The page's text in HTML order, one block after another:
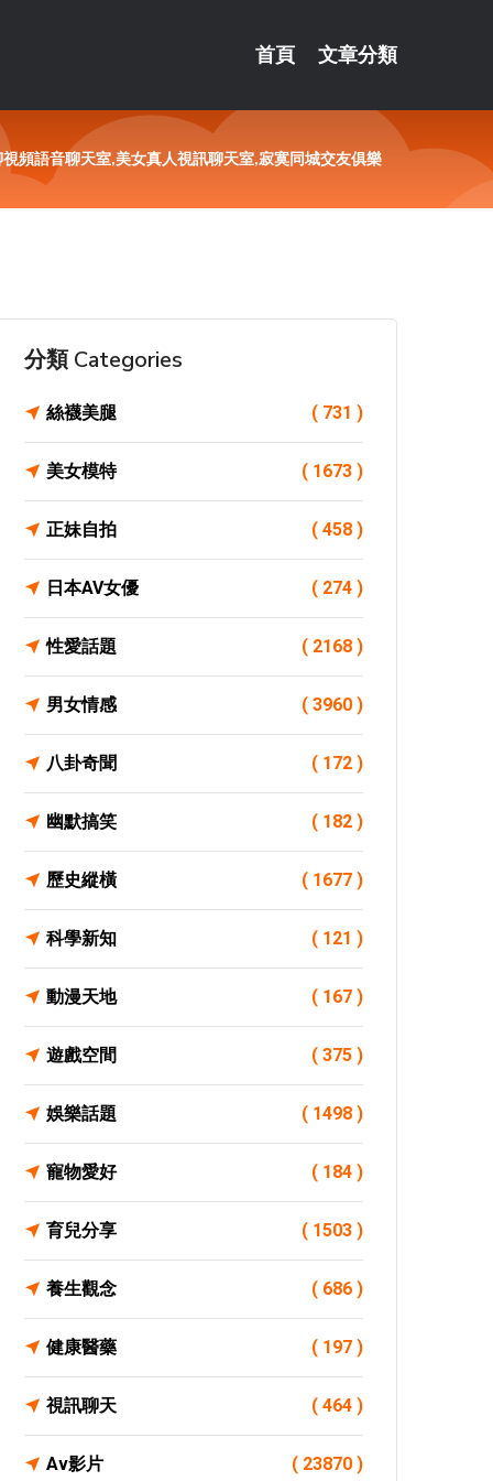
首頁 文章分類
頻語音聊天室,美女真人視訊聊天室,寂寞同城交友俱樂
分類 Categories
絲襪美腿 ( 731 )
美女模特 ( 1673 )
正妹自拍 ( 458 )
日本AV女優 ( 274 )
性愛話題 ( 2168 )
男女情感 ( 3960 )
八卦奇聞 ( 172 )
幽默搞笑 ( 182 )
歷史縱橫 ( 1677 )
科學新知 ( 121 )
動漫天地 ( 167 )
遊戲空間 ( 375 )
娛樂話題 ( 1498 )
寵物愛好 ( 184 )
育兒分享 ( 1503 )
養生觀念 ( 686 )
健康醫藥 ( 197 )
視訊聊天 ( 464 )
Av影片 ( 23870 )